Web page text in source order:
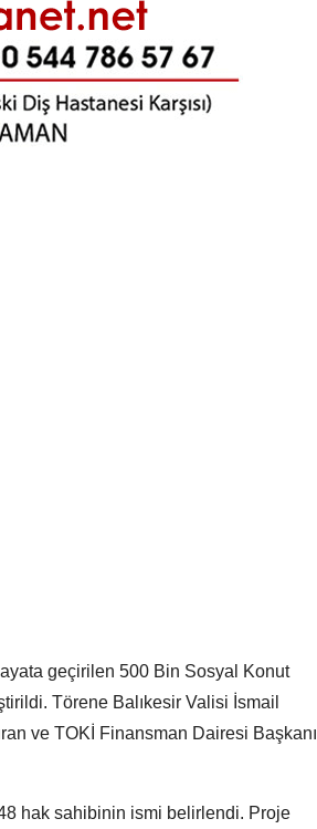
geçirilen 500 Bin Sosyal Konut
Törene Balıkesir Valisi İsmail
ve TOKİ Finansman Dairesi Başkanı
hak sahibinin ismi belirlendi. Proje